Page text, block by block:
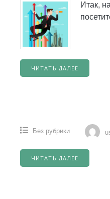
Итак,
ЧИТАТЬ ДАЛЕЕ
Без рубрики
ЧИТАТЬ ДАЛЕЕ